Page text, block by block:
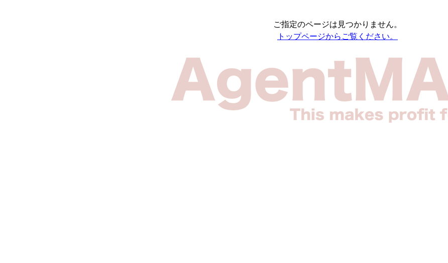
ご指定のページは見つかりません。
トップページからご覧ください。